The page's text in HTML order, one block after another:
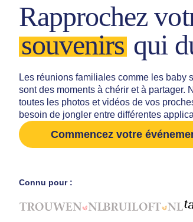
Rapprochez
souvenirs qui
Les réunions familiales comme les
sont des moments à chérir et à partager.
toutes les photos et vidéos de vos
besoin de jongler entre différentes
Commencez votre
Connu pour :